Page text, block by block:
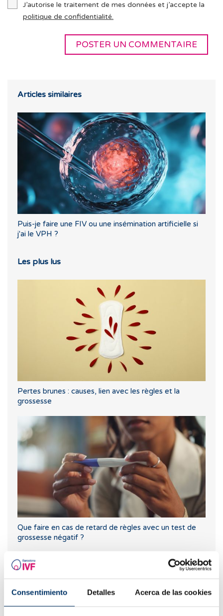
Consentimiento Detalles Acerca de las cookies
J’autorise le traitement de mes données et j’accepte la
politique de confidentialité.
Articles similaires
Puis-je faire une FIV ou une insémination artificielle si
j'ai le VPH ?
Les plus lus
Pertes brunes : causes, lien avec les règles et la
grossesse
Que faire en cas de retard de règles avec un test de
grossesse négatif ?